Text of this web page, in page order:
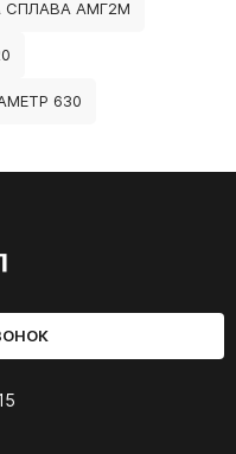
АМГ2М
630